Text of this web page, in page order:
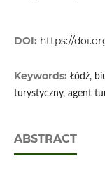
DOI: https://
Keywords: Łódź,
turystyczny, agent
ABSTRACT